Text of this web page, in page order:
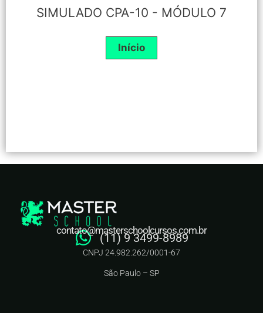
SIMULADO CPA-10 - MÓDULO 7
(11) 9 3499-8989
contato@masterschoolcursos.com.br
CNPJ 24.982.262/0001-67
São Paulo – SP